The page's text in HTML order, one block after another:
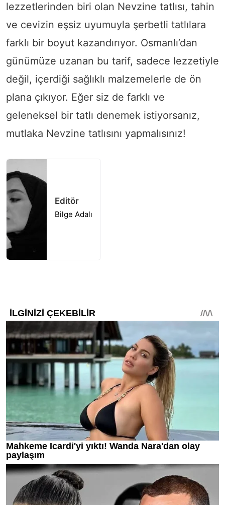
lezzetlerinden biri olan Nevzine tatlısı, tahin
ve cevizin eşsiz uyumuyla şerbetli tatlılara
farklı bir boyut kazandırıyor. Osmanlı’dan
günümüze uzanan bu tarif, sadece lezzetiyle
değil, içerdiği sağlıklı malzemelerle de ön
plana çıkıyor. Eğer siz de farklı ve
geleneksel bir tatlı denemek istiyorsanız,
mutlaka Nevzine tatlısını yapmalısınız!
Editör
Bilge Adalı